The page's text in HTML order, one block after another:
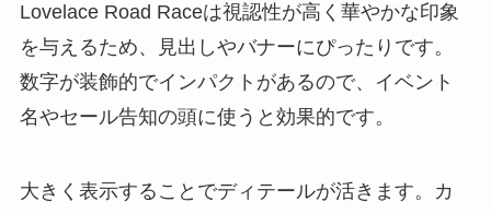
Lovelace Road Raceは視認性が高く華やかな印象
を与えるため、見出しやバナーにぴったりです。
数字が装飾的でインパクトがあるので、イベント
名やセール告知の頭に使うと効果的です。
大きく表示することでディテールが活きます。カ